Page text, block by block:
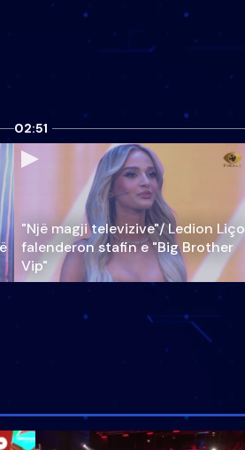
02:51
"Një magji televizive"/ Ledion Liço
falenderon stafin e "Big Brother
Vip"